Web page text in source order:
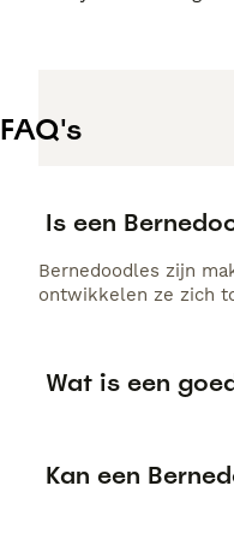
Bernedoodles zijn lief,
beweging en mentale
FAQ's
Is een
Bernedoodles zijn
ontwikkelen ze zich
Wat is een
Kan een